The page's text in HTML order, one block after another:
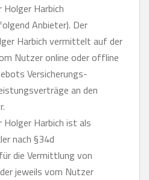
Holger Harbich
Anbieter). Der
Harbich vermittelt auf der
Nutzer online oder offline
Versicherungs-
an den
Holger Harbich ist als
nach §34d
die Vermittlung von
jeweils vom Nutzer